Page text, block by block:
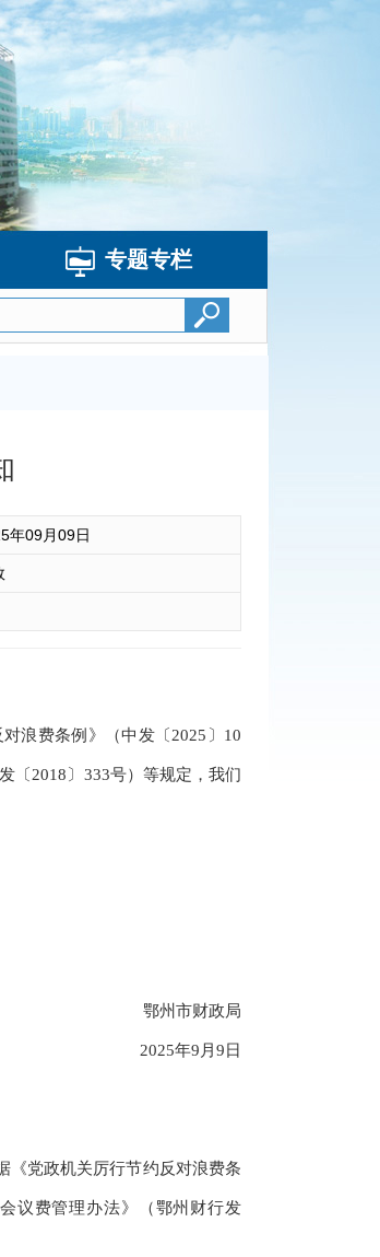
专题专栏
年09月09日
浪费条例》（中发〔2025〕10
〔2018〕333号）等规定，我们
鄂州市财政局
2025年9月9日
党政机关厉行节约反对浪费条
议费管理办法》（鄂州财行发